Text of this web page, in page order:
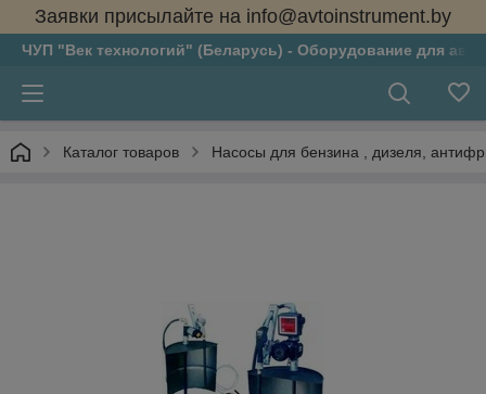
Заявки присылайте на info@avtoinstrument.by
ЧУП "Век технологий" (Беларусь) - Оборудование для
Каталог товаров Насосы для бензина , дизеля,